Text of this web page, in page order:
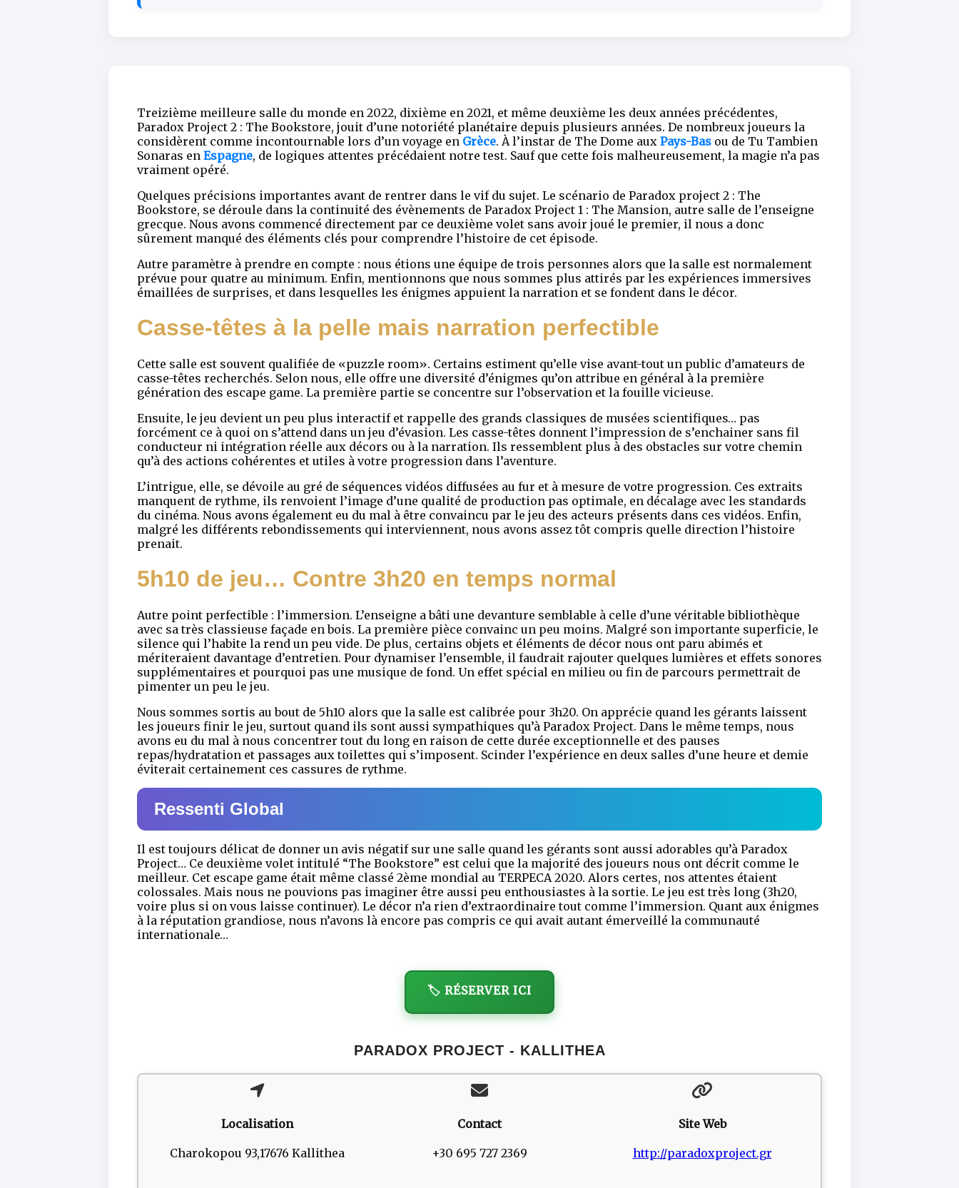
Treizième meilleure salle du monde en 2022, dixième en 2021, et même deuxième les deux années précédentes,
Paradox Project 2 : The Bookstore, jouit d’une notoriété planétaire depuis plusieurs années. De nombreux joueurs la
considèrent comme incontournable lors d’un voyage en Grèce. À l’instar de The Dome aux Pays-Bas ou de Tu Tambien
Sonaras en Espagne, de logiques attentes précédaient notre test. Sauf que cette fois malheureusement, la magie n’a pas
vraiment opéré.
Quelques précisions importantes avant de rentrer dans le vif du sujet. Le scénario de Paradox project 2 : The
Bookstore, se déroule dans la continuité des évènements de Paradox Project 1 : The Mansion, autre salle de l’enseigne
grecque. Nous avons commencé directement par ce deuxième volet sans avoir joué le premier, il nous a donc
sûrement manqué des éléments clés pour comprendre l’histoire de cet épisode.
Autre paramètre à prendre en compte : nous étions une équipe de trois personnes alors que la salle est normalement
prévue pour quatre au minimum. Enfin, mentionnons que nous sommes plus attirés par les expériences immersives
émaillées de surprises, et dans lesquelles les énigmes appuient la narration et se fondent dans le décor.
Casse-têtes à la pelle mais narration perfectible
Cette salle est souvent qualifiée de «puzzle room». Certains estiment qu’elle vise avant-tout un public d’amateurs de
casse-têtes recherchés. Selon nous, elle offre une diversité d’énigmes qu’on attribue en général à la première
génération des escape game. La première partie se concentre sur l’observation et la fouille vicieuse.
Ensuite, le jeu devient un peu plus interactif et rappelle des grands classiques de musées scientifiques… pas
forcément ce à quoi on s’attend dans un jeu d’évasion. Les casse-têtes donnent l’impression de s’enchainer sans fil
conducteur ni intégration réelle aux décors ou à la narration. Ils ressemblent plus à des obstacles sur votre chemin
qu’à des actions cohérentes et utiles à votre progression dans l’aventure.
L’intrigue, elle, se dévoile au gré de séquences vidéos diffusées au fur et à mesure de votre progression. Ces extraits
manquent de rythme, ils renvoient l’image d’une qualité de production pas optimale, en décalage avec les standards
du cinéma. Nous avons également eu du mal à être convaincu par le jeu des acteurs présents dans ces vidéos. Enfin,
malgré les différents rebondissements qui interviennent, nous avons assez tôt compris quelle direction l’histoire
prenait.
5h10 de jeu… Contre 3h20 en temps normal
Autre point perfectible : l’immersion. L’enseigne a bâti une devanture semblable à celle d’une véritable bibliothèque
avec sa très classieuse façade en bois. La première pièce convainc un peu moins. Malgré son importante superficie, le
silence qui l’habite la rend un peu vide. De plus, certains objets et éléments de décor nous ont paru abimés et
mériteraient davantage d’entretien. Pour dynamiser l’ensemble, il faudrait rajouter quelques lumières et effets sonores
supplémentaires et pourquoi pas une musique de fond. Un effet spécial en milieu ou fin de parcours permettrait de
pimenter un peu le jeu.
Nous sommes sortis au bout de 5h10 alors que la salle est calibrée pour 3h20. On apprécie quand les gérants laissent
les joueurs finir le jeu, surtout quand ils sont aussi sympathiques qu’à Paradox Project. Dans le même temps, nous
avons eu du mal à nous concentrer tout du long en raison de cette durée exceptionnelle et des pauses
repas/hydratation et passages aux toilettes qui s’imposent. Scinder l’expérience en deux salles d’une heure et demie
éviterait certainement ces cassures de rythme.
Ressenti Global
Il est toujours délicat de donner un avis négatif sur une salle quand les gérants sont aussi adorables qu’à Paradox
Project… Ce deuxième volet intitulé “The Bookstore” est celui que la majorité des joueurs nous ont décrit comme le
meilleur. Cet escape game était même classé 2ème mondial au TERPECA 2020. Alors certes, nos attentes étaient
colossales. Mais nous ne pouvions pas imaginer être aussi peu enthousiastes à la sortie. Le jeu est très long (3h20,
voire plus si on vous laisse continuer). Le décor n’a rien d’extraordinaire tout comme l’immersion. Quant aux énigmes
à la réputation grandiose, nous n’avons là encore pas compris ce qui avait autant émerveillé la communauté
internationale…
🏷️ RÉSERVER ICI
PARADOX PROJECT - KALLITHEA
Localisation
Charokopou 93,17676 Kallithea
Contact
+30 695 727 2369
Site Web
http://paradoxproject.gr